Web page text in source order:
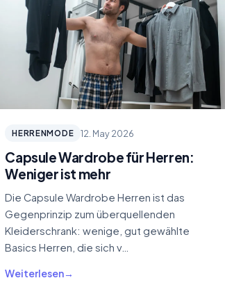
HERRENMODE 12. May 2026
Capsule Wardrobe für Herren:
Weniger ist mehr
Die Capsule Wardrobe Herren ist das
Gegenprinzip zum überquellenden
Kleiderschrank: wenige, gut gewählte
Basics Herren, die sich v…
Weiterlesen→